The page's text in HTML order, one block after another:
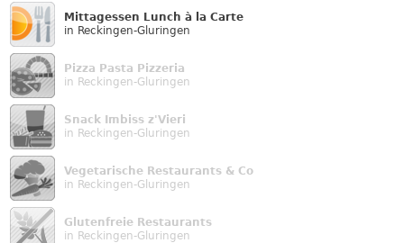
Mittagessen Lunch à la Carte
in Reckingen-Gluringen
Pizza Pasta Pizzeria
in Reckingen-Gluringen
Snack Imbiss z'Vieri
in Reckingen-Gluringen
Vegetarische Restaurants & Co
in Reckingen-Gluringen
Glutenfreie Restaurants
in Reckingen-Gluringen